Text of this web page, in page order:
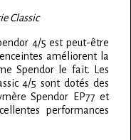
Classic
4/5 est peut-être
améliorent la
Spendor le fait. Les
4/5 sont dotés des
Spendor EP77 et
performances